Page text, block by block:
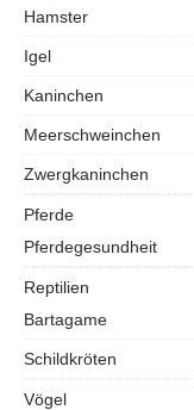
Hamster
Igel
Kaninchen
Meerschweinchen
Zwergkaninchen
Pferde
Pferdegesundheit
Reptilien
Bartagame
Schildkröten
Vögel